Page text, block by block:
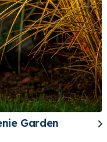
Garden